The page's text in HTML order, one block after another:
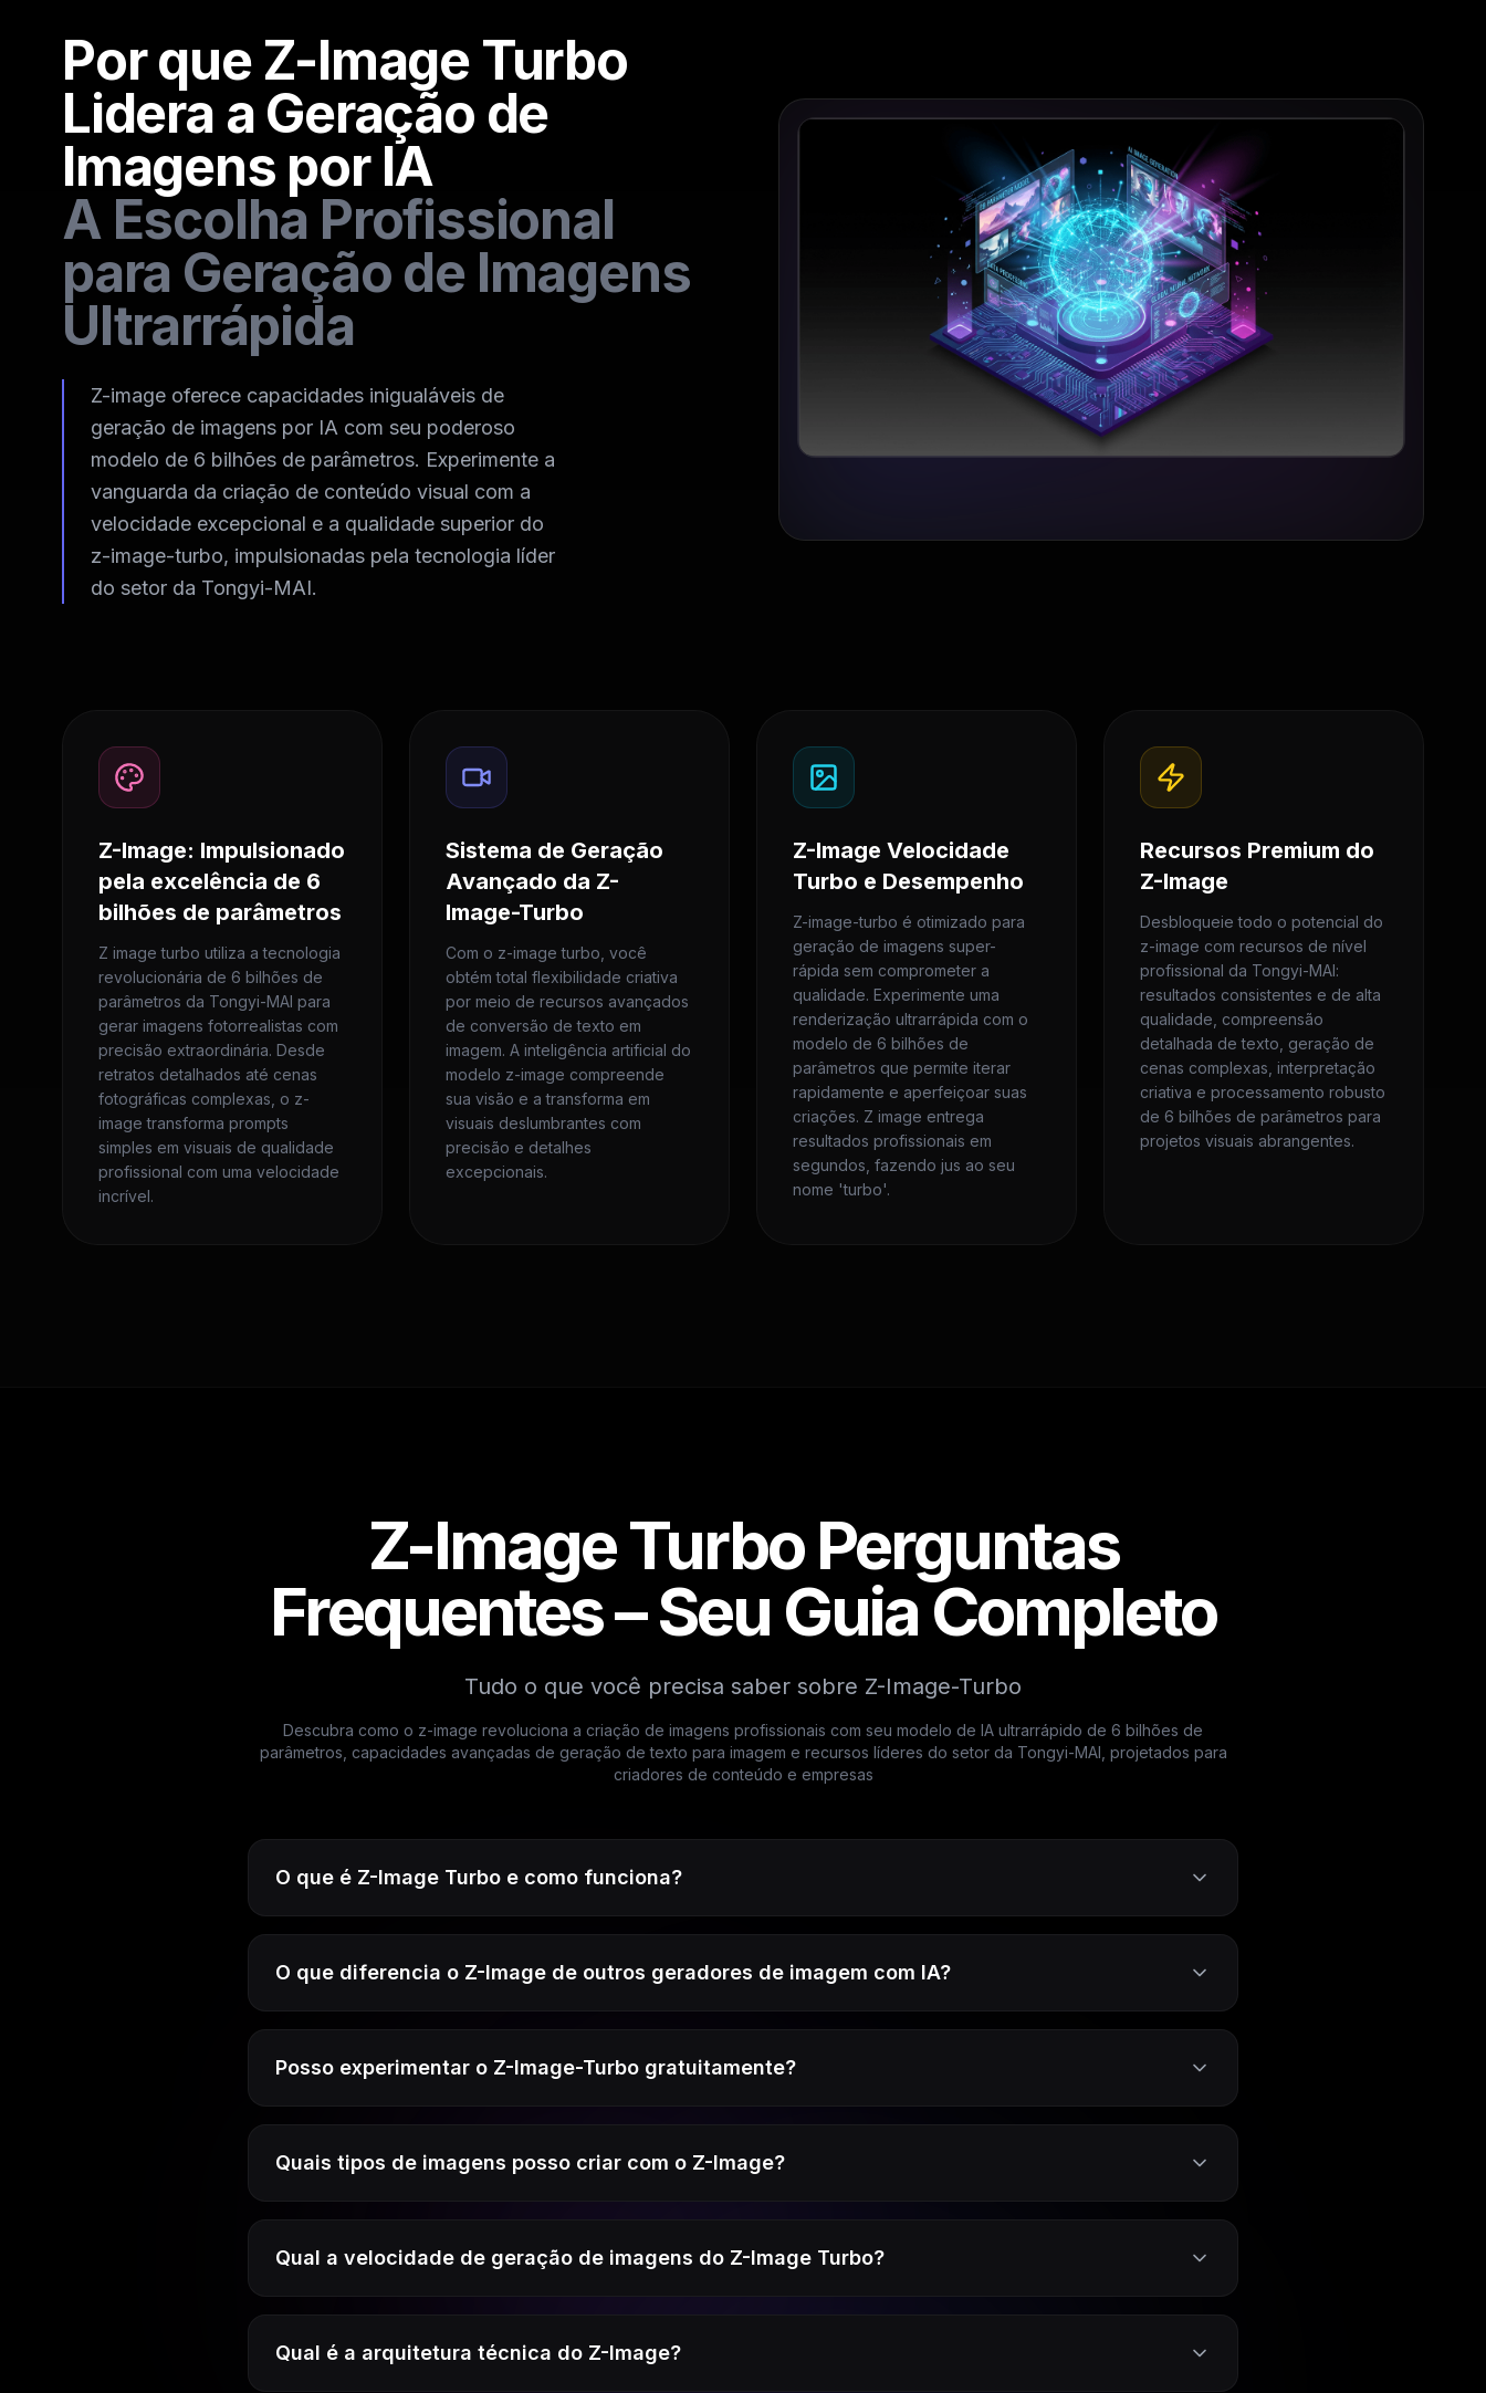
Por que Z-Image Turbo
Lidera a Geração de
Imagens por IA
A Escolha Profissional
para Geração de Imagens
Ultrarrápida
Z-image oferece capacidades inigualáveis de
geração de imagens por IA com seu poderoso
modelo de 6 bilhões de parâmetros. Experimente a
vanguarda da criação de conteúdo visual com a
velocidade excepcional e a qualidade superior do
z-image-turbo, impulsionadas pela tecnologia líder
do setor da Tongyi-MAI.
Z-Image: Impulsionado
pela excelência de 6
bilhões de parâmetros
Z image turbo utiliza a tecnologia
revolucionária de 6 bilhões de
parâmetros da Tongyi-MAI para
gerar imagens fotorrealistas com
precisão extraordinária. Desde
retratos detalhados até cenas
fotográficas complexas, o z-
image transforma prompts
simples em visuais de qualidade
profissional com uma velocidade
incrível.
Sistema de Geração
Avançado da Z-
Image-Turbo
Com o z-image turbo, você
obtém total flexibilidade criativa
por meio de recursos avançados
de conversão de texto em
imagem. A inteligência artificial do
modelo z-image compreende
sua visão e a transforma em
visuais deslumbrantes com
precisão e detalhes
excepcionais.
Z-Image Velocidade
Turbo e Desempenho
Z-image-turbo é otimizado para
geração de imagens super-
rápida sem comprometer a
qualidade. Experimente uma
renderização ultrarrápida com o
modelo de 6 bilhões de
parâmetros que permite iterar
rapidamente e aperfeiçoar suas
criações. Z image entrega
resultados profissionais em
segundos, fazendo jus ao seu
nome 'turbo'.
Recursos Premium do
Z-Image
Desbloqueie todo o potencial do
z-image com recursos de nível
profissional da Tongyi-MAI:
resultados consistentes e de alta
qualidade, compreensão
detalhada de texto, geração de
cenas complexas, interpretação
criativa e processamento robusto
de 6 bilhões de parâmetros para
projetos visuais abrangentes.
Z-Image Turbo Perguntas
Frequentes – Seu Guia Completo
Tudo o que você precisa saber sobre Z-Image-Turbo
Descubra como o z-image revoluciona a criação de imagens profissionais com seu modelo de IA ultrarrápido de 6 bilhões de
parâmetros, capacidades avançadas de geração de texto para imagem e recursos líderes do setor da Tongyi-MAI, projetados para
criadores de conteúdo e empresas
O que é Z-Image Turbo e como funciona?
O que diferencia o Z-Image de outros geradores de imagem com IA?
Posso experimentar o Z-Image-Turbo gratuitamente?
Quais tipos de imagens posso criar com o Z-Image?
Qual a velocidade de geração de imagens do Z-Image Turbo?
Qual é a arquitetura técnica do Z-Image?